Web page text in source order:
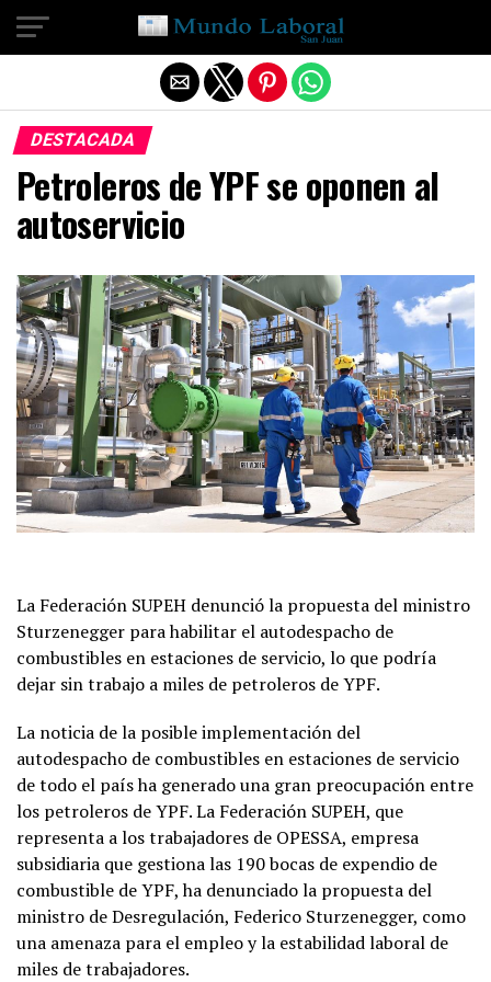
DESTACADA
Petroleros de YPF se oponen al
autoservicio
La Federación SUPEH denunció la propuesta del ministro
Sturzenegger para habilitar el autodespacho de
combustibles en estaciones de servicio, lo que podría
dejar sin trabajo a miles de petroleros de YPF.
La noticia de la posible implementación del
autodespacho de combustibles en estaciones de servicio
de todo el país ha generado una gran preocupación entre
los petroleros de YPF. La Federación SUPEH, que
representa a los trabajadores de OPESSA, empresa
subsidiaria que gestiona las 190 bocas de expendio de
combustible de YPF, ha denunciado la propuesta del
ministro de Desregulación, Federico Sturzenegger, como
una amenaza para el empleo y la estabilidad laboral de
miles de trabajadores.
Salir de la versión móvil